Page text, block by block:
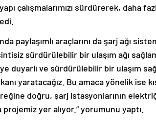
çalışmalarımızı sürdürerek, daha
paylaşımlı araçlarını da şarj ağı
sürdürülebilir bir ulaşım ağı
duyarlı ve sürdürülebilir bir ulaşım
yaratacağız. Bu amaca yönelik ise
doğru, şarj istasyonlarının
yer alıyor.” yorumunu yaptı.